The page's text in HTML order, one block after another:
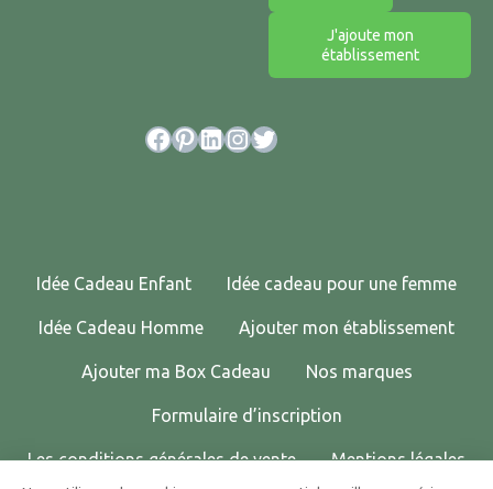
J'ajoute mon
établissement
Facebook Pinterest LinkedIn InstagramTwitter
Idée Cadeau Enfant Idée cadeau pour une femme
Idée Cadeau Homme Ajouter mon établissement
Ajouter ma Box Cadeau Nos marques
Formulaire d’inscription
Les conditions générales de vente Mentions légales